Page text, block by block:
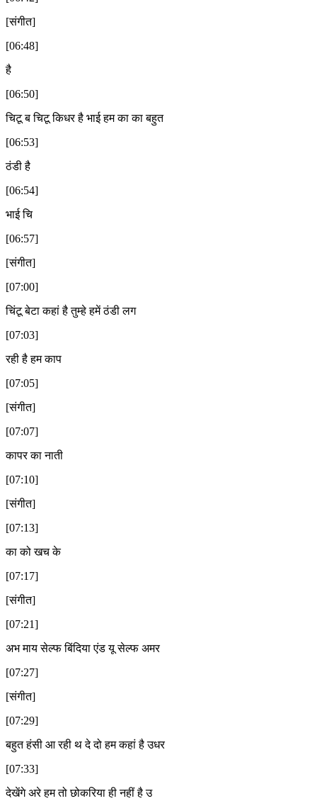
[संगीत]
[06:48]
है
[06:50]
चिटू ब चिटू किधर है भाई हम का का बहुत
[06:53]
ठंडी है
[06:54]
भाई चि
[06:57]
[संगीत]
[07:00]
चिंटू बेटा कहां है तुम्हे हमें ठंडी लग
[07:03]
रही है हम काप
[07:05]
[संगीत]
[07:07]
कापर का नाती
[07:10]
[संगीत]
[07:13]
का को खच के
[07:17]
[संगीत]
[07:21]
अभ माय सेल्फ बिंदिया एंड यू सेल्फ अमर
[07:27]
[संगीत]
[07:29]
बहुत हंसी आ रही थ दे दो हम कहां है उधर
[07:33]
देखेंगे अरे हम तो छोकरिया ही नहीं है उ